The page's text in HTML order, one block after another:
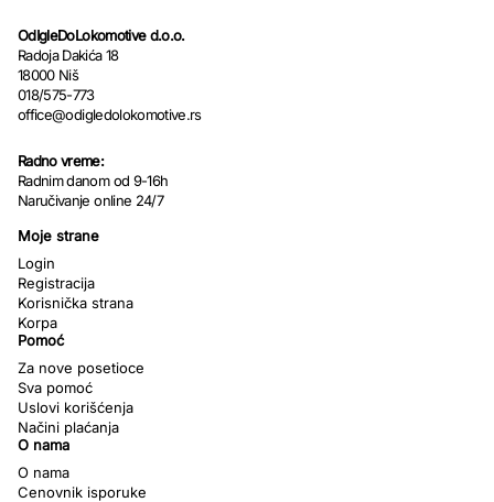
OdIgleDoLokomotive d.o.o.
Radoja Dakića 18
18000 Niš
018/575-773
office@odigledolokomotive.rs
Radno vreme:
Radnim danom od 9-16h
Naručivanje online 24/7
Moje strane
Login
Registracija
Korisnička strana
Korpa
Pomoć
Za nove posetioce
Sva pomoć
Uslovi korišćenja
Načini plaćanja
O nama
O nama
Cenovnik isporuke